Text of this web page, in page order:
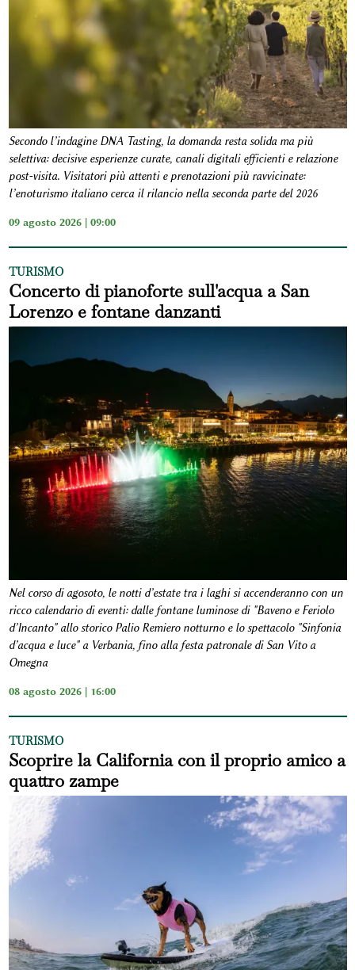
Secondo l’indagine DNA Tasting, la domanda resta solida ma più
selettiva: decisive esperienze curate, canali digitali efficienti e relazione
post-visita. Visitatori più attenti e prenotazioni più ravvicinate:
l’enoturismo italiano cerca il rilancio nella seconda parte del 2026
09 agosto 2026 | 09:00
TURISMO
Concerto di pianoforte sull'acqua a San
Lorenzo e fontane danzanti
Nel corso di agosoto, le notti d’estate tra i laghi si accenderanno con un
ricco calendario di eventi: dalle fontane luminose di "Baveno e Feriolo
d’Incanto" allo storico Palio Remiero notturno e lo spettacolo "Sinfonia
d’acqua e luce" a Verbania, fino alla festa patronale di San Vito a
Omegna
08 agosto 2026 | 16:00
TURISMO
Scoprire la California con il proprio amico a
quattro zampe